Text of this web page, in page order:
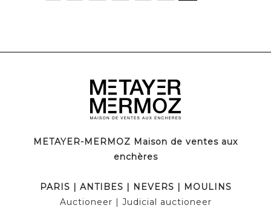
METAYER-MERMOZ Maison de ventes aux
enchères
PARIS | ANTIBES | NEVERS | MOULINS
Auctioneer | Judicial auctioneer